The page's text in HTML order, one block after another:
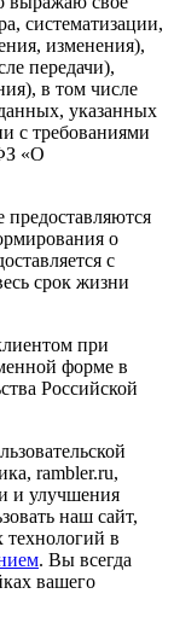
систематизации,
изменения),
передачи),
в том числе
указанных
с требованиями
«О
о
с
срок жизни
при
форме в
Российской
rambler.ru,
и улучшения
наш сайт,
технологий в
. Вы всегда
вашего